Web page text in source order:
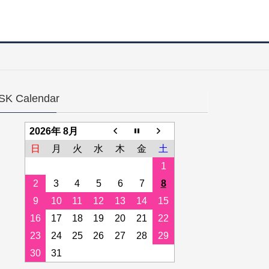
Calendar
2026年 8月
日
月 火 水 木 金
土
1
2
3 4 5 6 7
8
9
10 11 12 13 14
15
16
17 18 19 20 21
22
23
24 25 26 27 28
29
30
31